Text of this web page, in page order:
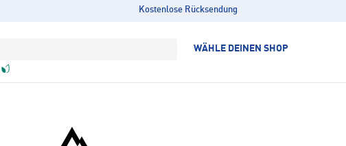
Kostenlose Rücksendung
WÄHLE DEINEN SHOP